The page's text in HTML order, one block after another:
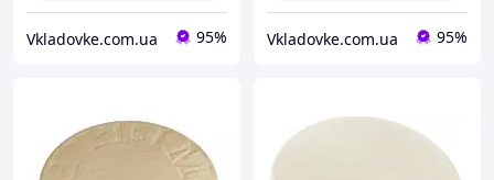
Vkladovke.com.ua 95% Vkladovke.com.ua 95%